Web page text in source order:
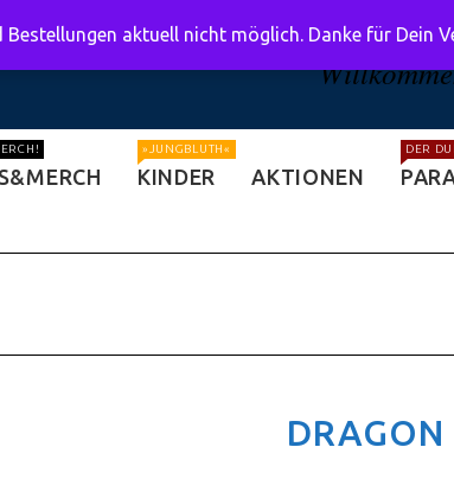
KINDER
»JUNGBLUTH«
AKTIONEN
DER
DRAGON
Bestellungen aktuell nicht möglich. Danke für Dein